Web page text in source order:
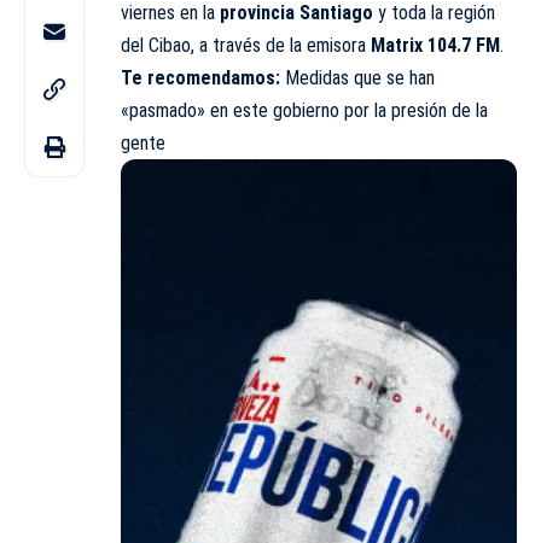
viernes en la provincia Santiago y toda la región
del Cibao, a través de la emisora Matrix 104.7 FM.
Te recomendamos: Medidas que se han
«pasmado» en este gobierno por la presión de la
gente